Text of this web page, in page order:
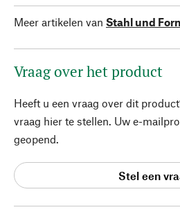
Meer artikelen van Stahl und
Vraag over het product
Heeft u een vraag over dit
vraag hier te stellen. Uw e-
geopend.
Stel een